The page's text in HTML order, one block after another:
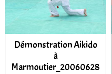
Démonstration Aikido
à
Marmoutier_20060628